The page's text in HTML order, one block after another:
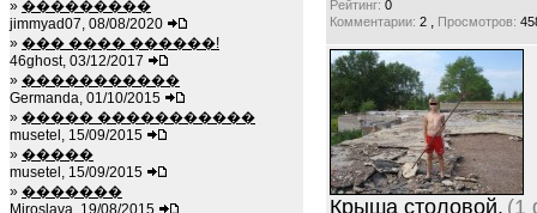
» ���������
jimmyad07, 08/08/2020
» ��� ���� ������!
46ghost, 03/12/2017
» �����������
Germanda, 01/10/2015
» ����� �����������
musetel, 15/09/2015
» �����
musetel, 15/09/2015
» �������
Miroslava, 19/08/2015
Рейтинг: 0
Комментарии: 2 , Просмотров:
Крыша столовой. (1